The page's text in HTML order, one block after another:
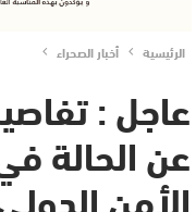
الرئيسية أخبار الصحراء
عاجل :
عن الحالة